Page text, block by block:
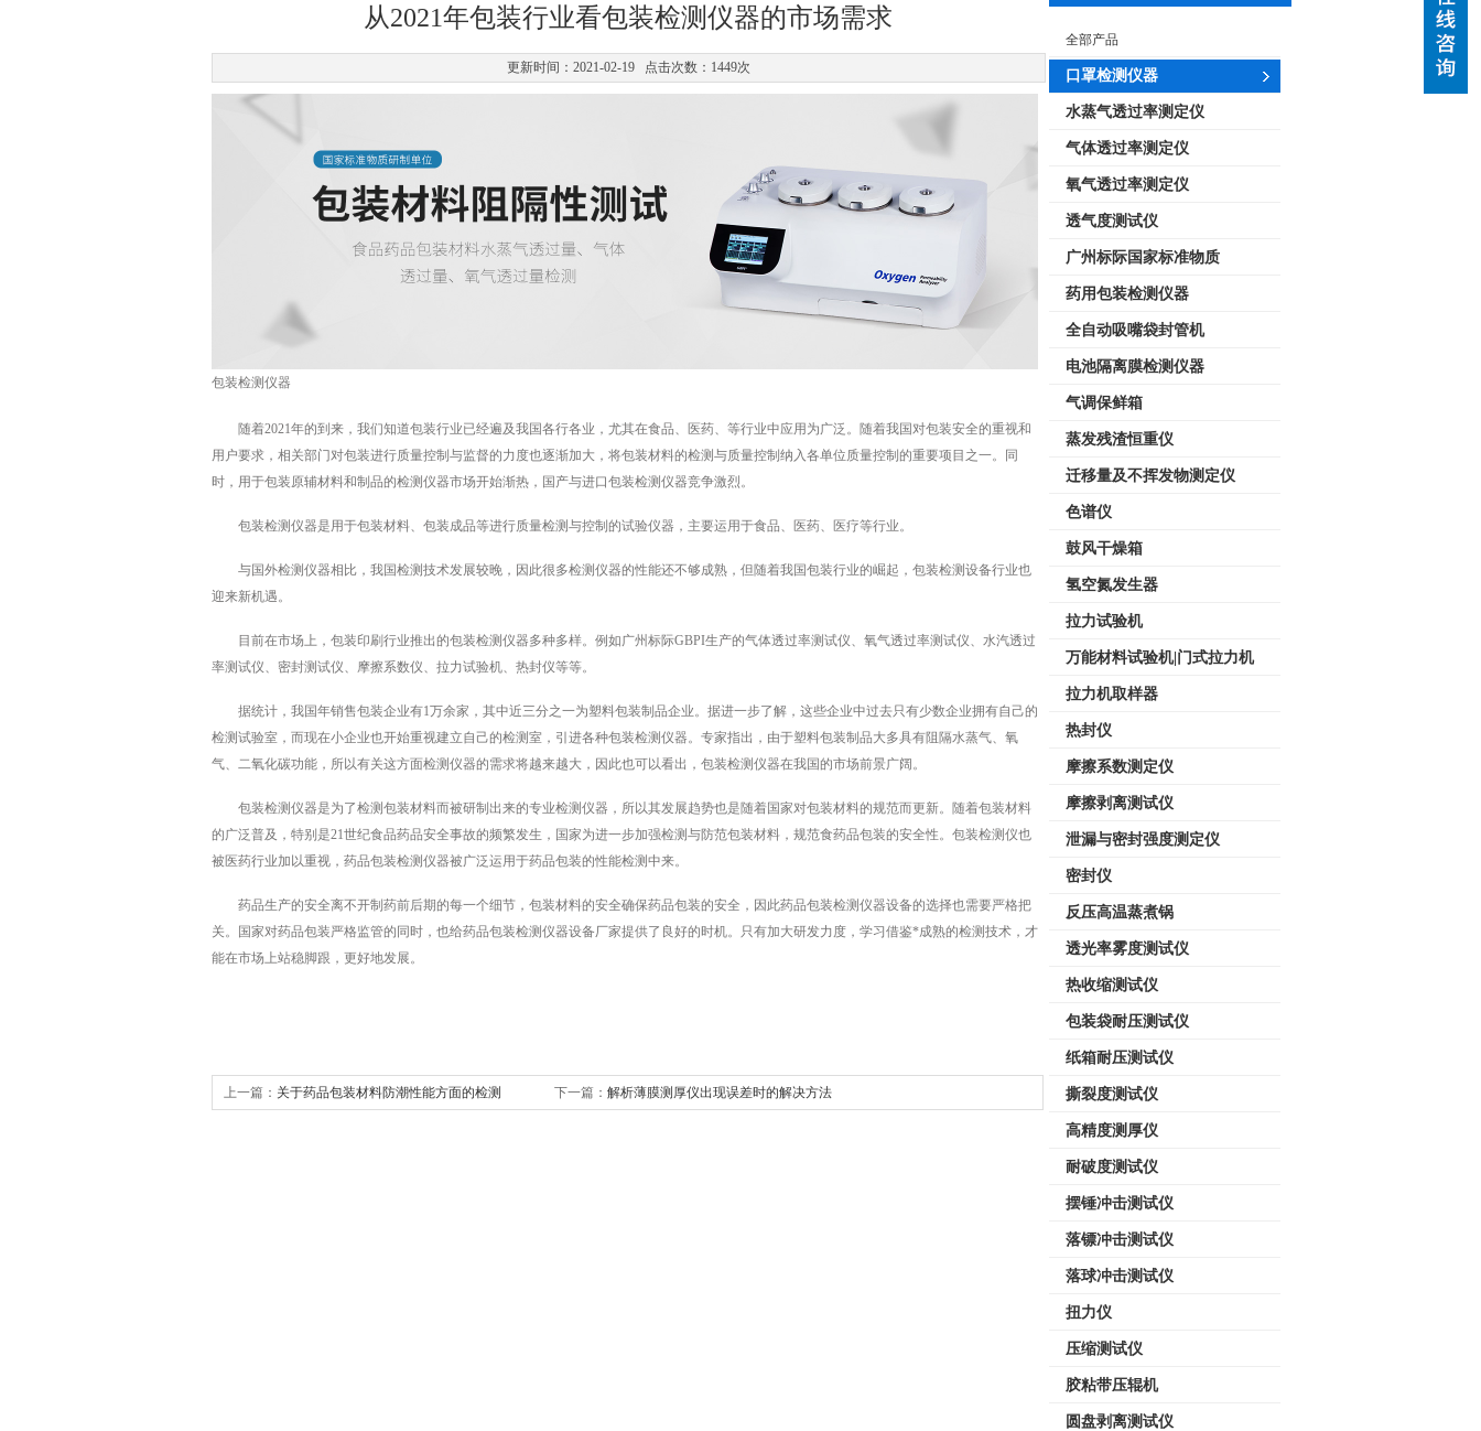
从2021年包装行业看包装检测仪器的市场需求
更新时间：2021-02-19 点击次数：1449次
包装检测仪器
随着2021年的到来，我们知道包装行业已经遍及我国各行各业，尤其在食品、医药、等行业中应用为广泛。随着我国对包装安全的重视和
用户要求，相关部门对包装进行质量控制与监督的力度也逐渐加大，将包装材料的检测与质量控制纳入各单位质量控制的重要项目之一。同
时，用于包装原辅材料和制品的检测仪器市场开始渐热，国产与进口包装检测仪器竞争激烈。
包装检测仪器是用于包装材料、包装成品等进行质量检测与控制的试验仪器，主要运用于食品、医药、医疗等行业。
与国外检测仪器相比，我国检测技术发展较晚，因此很多检测仪器的性能还不够成熟，但随着我国包装行业的崛起，包装检测设备行业也
迎来新机遇。
目前在市场上，包装印刷行业推出的包装检测仪器多种多样。例如广州标际GBPI生产的气体透过率测试仪、氧气透过率测试仪、水汽透过
率测试仪、密封测试仪、摩擦系数仪、拉力试验机、热封仪等等。
据统计，我国年销售包装企业有1万余家，其中近三分之一为塑料包装制品企业。据进一步了解，这些企业中过去只有少数企业拥有自己的
检测试验室，而现在小企业也开始重视建立自己的检测室，引进各种包装检测仪器。专家指出，由于塑料包装制品大多具有阻隔水蒸气、氧
气、二氧化碳功能，所以有关这方面检测仪器的需求将越来越大，因此也可以看出，包装检测仪器在我国的市场前景广阔。
包装检测仪器是为了检测包装材料而被研制出来的专业检测仪器，所以其发展趋势也是随着国家对包装材料的规范而更新。随着包装材料
的广泛普及，特别是21世纪食品药品安全事故的频繁发生，国家为进一步加强检测与防范包装材料，规范食药品包装的安全性。包装检测仪也
被医药行业加以重视，药品包装检测仪器被广泛运用于药品包装的性能检测中来。
药品生产的安全离不开制药前后期的每一个细节，包装材料的安全确保药品包装的安全，因此药品包装检测仪器设备的选择也需要严格把
关。国家对药品包装严格监管的同时，也给药品包装检测仪器设备厂家提供了良好的时机。只有加大研发力度，学习借鉴*成熟的检测技术，才
能在市场上站稳脚跟，更好地发展。
上一篇： 关于药品包装材料防潮性能方面的检测 下一篇： 解析薄膜测厚仪出现误差时的解决方法
全部产品
口罩检测仪器
水蒸气透过率测定仪
气体透过率测定仪
氧气透过率测定仪
透气度测试仪
广州标际国家标准物质
药用包装检测仪器
全自动吸嘴袋封管机
电池隔离膜检测仪器
气调保鲜箱
蒸发残渣恒重仪
迁移量及不挥发物测定仪
色谱仪
鼓风干燥箱
氢空氮发生器
拉力试验机
万能材料试验机|门式拉力机
拉力机取样器
热封仪
摩擦系数测定仪
摩擦剥离测试仪
泄漏与密封强度测定仪
密封仪
反压高温蒸煮锅
透光率雾度测试仪
热收缩测试仪
包装袋耐压测试仪
纸箱耐压测试仪
撕裂度测试仪
高精度测厚仪
耐破度测试仪
摆锤冲击测试仪
落镖冲击测试仪
落球冲击测试仪
扭力仪
压缩测试仪
胶粘带压辊机
圆盘剥离测试仪